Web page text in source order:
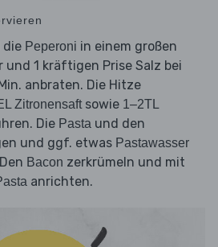
die Peperoni in einem großen
1 kräftigen Prise Salz bei
anbraten. Die Hitze
Zitronensaftsowie 1–2TL
Die Pasta und den
und ggf. etwas Pastawasser
Bacon zerkrümeln und mit
anrichten.